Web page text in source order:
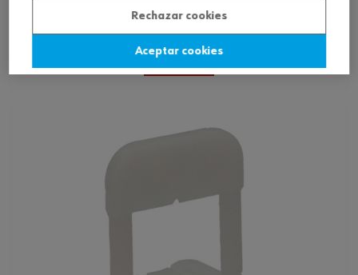
Sistema de nivelación de azulejos c. cuña
TOPLEVEL
Ver producto
Rechazar cookies
Aceptar cookies